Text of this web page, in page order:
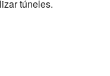
túneles.